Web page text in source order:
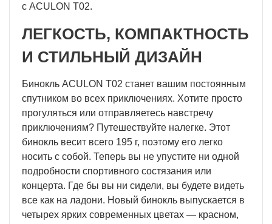
с ACULON T02.
ЛЕГКОСТЬ, КОМПАКТНОСТЬ
И СТИЛЬНЫЙ ДИЗАЙН
Бинокль ACULON T02 станет вашим постоянным
спутником во всех приключениях. Хотите просто
прогуляться или отправляетесь навстречу
приключениям? Путешествуйте налегке. Этот
бинокль весит всего 195 г, поэтому его легко
носить с собой. Теперь вы не упустите ни одной
подробности спортивного состязания или
концерта. Где бы вы ни сидели, вы будете видеть
все как на ладони. Новый бинокль выпускается в
четырех ярких современных цветах — красном,